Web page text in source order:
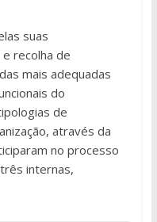
suas
recolha de
mais adequadas
do
de
através da
no processo
internas,